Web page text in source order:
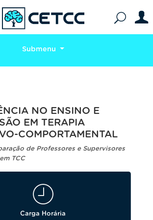
Submenu
NO ENSINO E
EM TERAPIA
COMPORTAMENTAL
de Professores e Supervisores
TCC
Carga Horária